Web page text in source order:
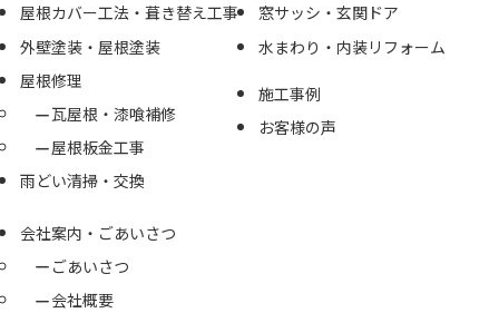
屋根カバー工法・葺き替え工事
外壁塗装・屋根塗装
屋根修理
瓦屋根・漆喰補修
屋根板金工事
雨どい清掃・交換
窓サッシ・玄関ドア
水まわり・内装リフォーム
施工事例
お客様の声
会社案内・ごあいさつ
ごあいさつ
会社概要